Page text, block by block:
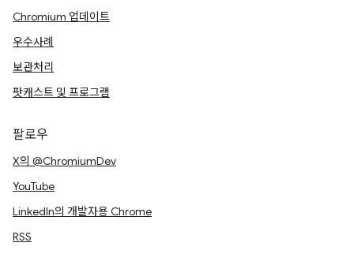
Chromium 업데이트
우수사례
보관처리
팟캐스트 및 프로그램
팔로우
X의 @ChromiumDev
YouTube
LinkedIn의 개발자용 Chrome
RSS